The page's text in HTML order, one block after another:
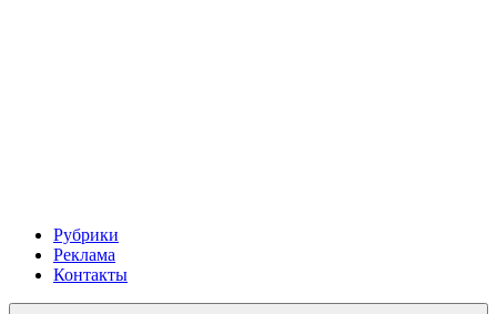
Рубрики
Реклама
Контакты